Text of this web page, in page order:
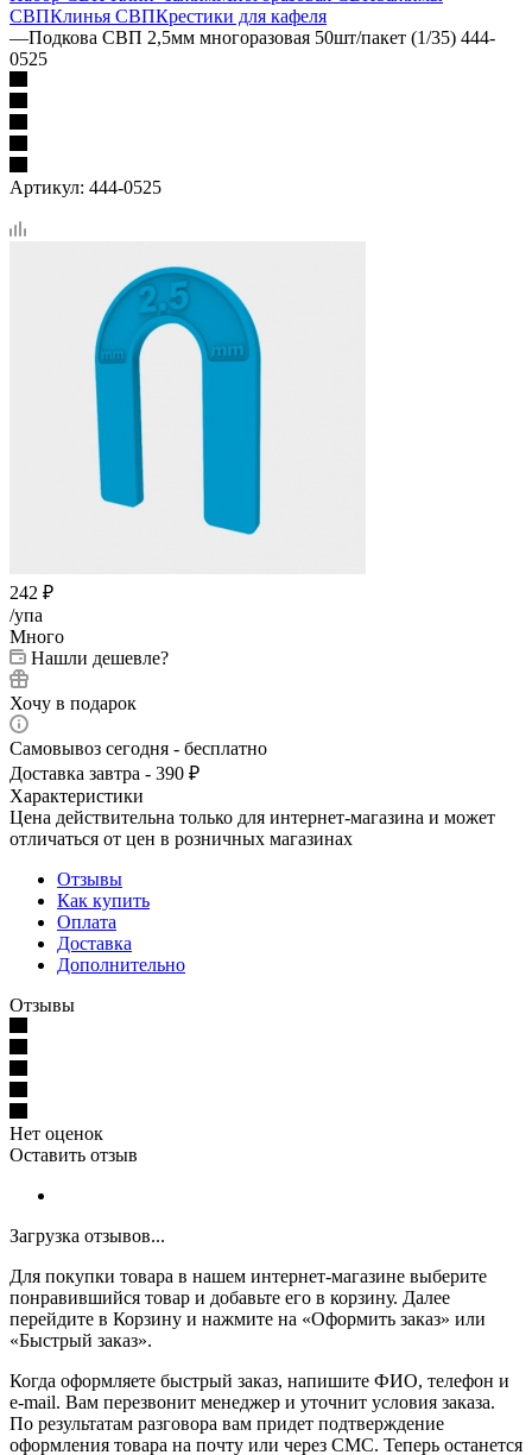
СВПКлинья СВПКрестики для кафеля
—Подкова СВП 2,5мм многоразовая 50шт/пакет (1/35) 444-
0525
Артикул: 444-0525
242 ₽
/упа
Много
Нашли дешевле?
Хочу в подарок
Самовывоз сегодня - бесплатно
Доставка завтра - 390 ₽
Характеристики
Цена действительна только для интернет-магазина и может
отличаться от цен в розничных магазинах
Отзывы
Как купить
Оплата
Доставка
Дополнительно
Отзывы
Нет оценок
Оставить отзыв
Загрузка отзывов...
Для покупки товара в нашем интернет-магазине выберите
понравившийся товар и добавьте его в корзину. Далее
перейдите в Корзину и нажмите на «Оформить заказ» или
«Быстрый заказ».
Когда оформляете быстрый заказ, напишите ФИО, телефон и
e-mail. Вам перезвонит менеджер и уточнит условия заказа.
По результатам разговора вам придет подтверждение
оформления товара на почту или через СМС. Теперь останется